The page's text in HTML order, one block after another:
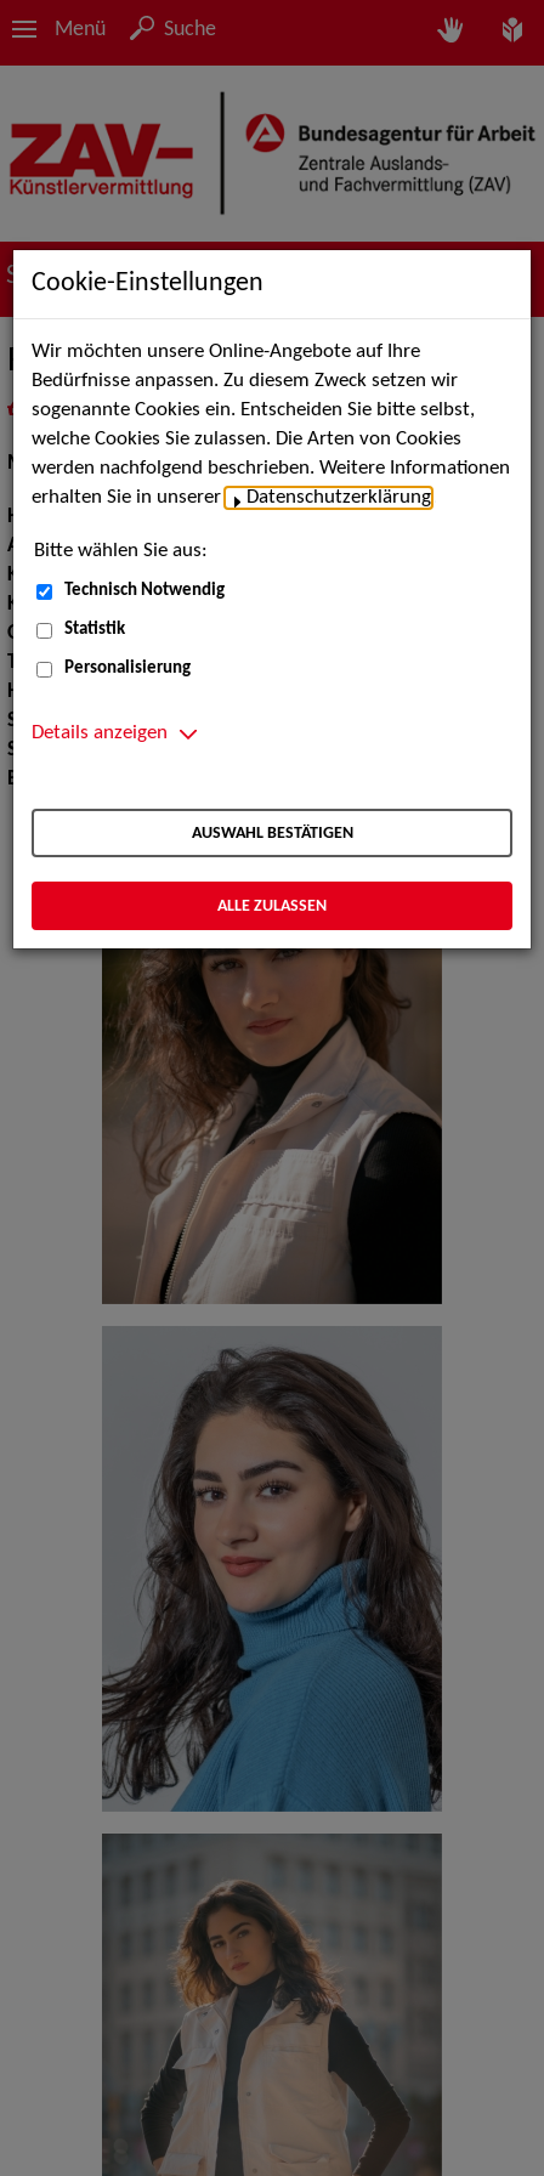
Menü Suche
Suche nach Künstler*innen
Reham E.
als PDF speichern
inMeine Merklistelegen
Models / Werbung:Fotomodell
Haarfarbe:
Augenfarbe:braun
Körpergröße:
Konfektionsgröße:
Oberweite:95
Taille:
81
Hüfte:
Schuhgröße:
40
Sprachen:
Erscheinungsbild:
Cookie-Einstellungen
Wir möchten unsere Online-Angebote auf Ihre
Bedürfnisse anpassen. Zu diesem Zweck setzen wir
sogenannte Cookies ein. Entscheiden Sie bitte selbst,
welche Cookies Sie zulassen. Die Arten von Cookies
werden nachfolgend beschrieben. Weitere Informationen
erhalten Sie in unserer
Datenschutzerklärung
Bitte wählen Sie aus:
Technisch Notwendig
Statistik
Personalisierung
Details anzeigen
AUSWAHL BESTÄTIGEN
ALLE ZULASSEN